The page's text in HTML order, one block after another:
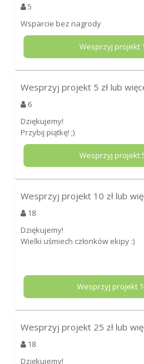
5
Wsparcie bez nagrody
Wesprzyj projekt 1
Wesprzyj projekt 5 zł lub
6
Dziękujemy!
Przybij piątkę! ;)
Wesprzyj projekt
Wesprzyj projekt 10 zł lub
18
Dziękujemy!
Wielki uśmiech członków ekipy :)
Wesprzyj projekt
Wesprzyj projekt 25 zł lub
18
Dziękujemy!